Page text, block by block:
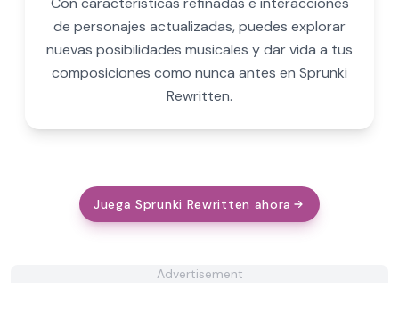
de personajes actualizadas, puedes explorar
nuevas posibilidades musicales y dar vida a tus
composiciones como nunca antes en Sprunki
Rewritten.
Juega Sprunki Rewritten ahora
Advertisement